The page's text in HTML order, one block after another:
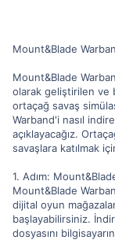
Mount&Blade
Mount&Blade
olarak geliştirilen ve
ortaçağ savaş
Warband'i nasıl
açıklayacağız.
savaşlara katılmak
1. Adım:
Mount&Blade
dijital oyun
başlayabilirsiniz.
dosyasını